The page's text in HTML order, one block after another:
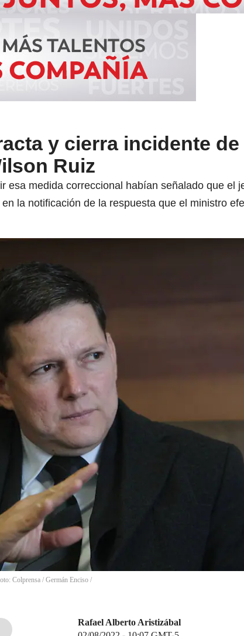
y cierra incidente
Ruiz
esa medida correccional habían señalado que el
la notificación de la respuesta que el ministro
Colprensa / Germán Enciso /
Rafael Alberto Aristizábal